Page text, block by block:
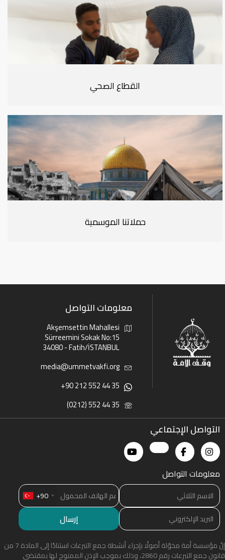
القطاع الصحي
حملاتنا الموسمية
معلومات التواصل
Akşemsettin Mahallesi
Sürreemini Sokak No:15
34080 - Fatih/İSTANBUL
media@ummetvakfi.org
+90 212 552 44 35
(0212) 552 44 35
التواصل الإجتماعي
معلومات التواصل
+90
إنّ مؤسسة أمة مخوّلة أصولًا بإجراء أنشطة جمع التبرعات استنادًا إلى المادة 7 من
قانون جمع التبرعات رقم 2860، وذلك بموجب الإذن الممنوح لها بمقتضى